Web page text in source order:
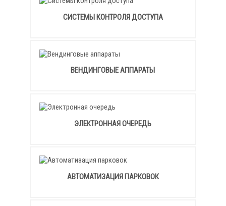
СИСТЕМЫ КОНТРОЛЯ ДОСТУПА
ВЕНДИНГОВЫЕ АППАРАТЫ
ЭЛЕКТРОННАЯ ОЧЕРЕДЬ
АВТОМАТИЗАЦИЯ ПАРКОВОК